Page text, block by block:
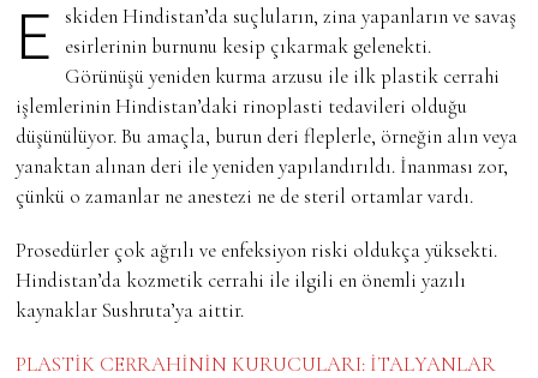
Eskiden Hindistan’da suçluların, zina yapanların ve savaş
esirlerinin burnunu kesip çıkarmak gelenekti.
Görünüşü yeniden kurma arzusu ile ilk plastik cerrahi
işlemlerinin Hindistan’daki rinoplasti tedavileri olduğu
düşünülüyor. Bu amaçla, burun deri fleplerle, örneğin alın veya
yanaktan alınan deri ile yeniden yapılandırıldı. İnanması zor,
çünkü o zamanlar ne anestezi ne de steril ortamlar vardı.
Prosedürler çok ağrılı ve enfeksiyon riski oldukça yüksekti.
Hindistan’da kozmetik cerrahi ile ilgili en önemli yazılı
kaynaklar Sushruta’ya aittir.
PLASTİK CERRAHİNİN KURUCULARI: İTALYANLAR